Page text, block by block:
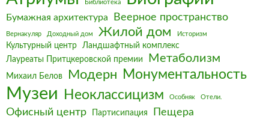
Библиотека
Бумажная архитектура Веерное пространство
Вернакуляр Доходный дом Жилой дом Историзм
Культурный центр
Ландшафтный комплекс
Лауреаты Притцкеровской премии
Метаболизм
Михаил Белов Модерн Монументальность
Музеи Неоклассицизм Особняк Отели.
Офисный центр Партисипация
Пещера